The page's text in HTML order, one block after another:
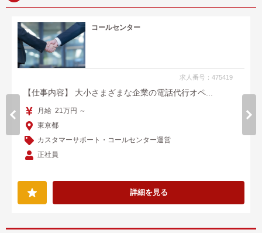
コールセンター
求人番号：475419
【仕事内容】 大小さまざまな企業の電話代行オペ...
月給 21万円 ～
東京都
カスタマーサポート・コールセンター運営
正社員
詳細を見る